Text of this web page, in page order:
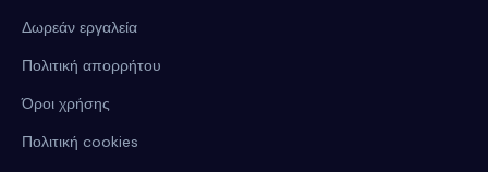
Δωρεάν εργαλεία
Πολιτική απορρήτου
Όροι χρήσης
Πολιτική cookies